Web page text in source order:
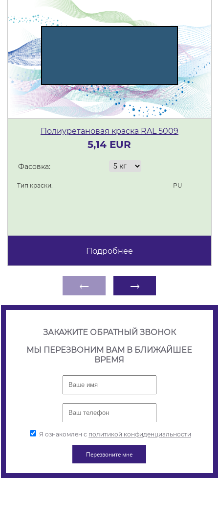
Полиуретановая краска RAL 5009
5,14 EUR
Фасовка:
Тип краски: PU
Подробнее
← →
ЗАКАЖИТЕ ОБРАТНЫЙ ЗВОНОК
МЫ ПЕРЕЗВОНИМ ВАМ В БЛИЖАЙШЕЕ
ВРЕМЯ
Я ознакомлен с политикой конфиденциальности